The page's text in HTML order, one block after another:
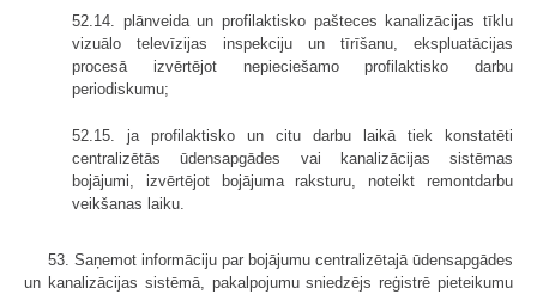
52.14. plānveida un profilaktisko pašteces kanalizācijas tīklu
vizuālo televīzijas inspekciju un tīrīšanu, ekspluatācijas
procesā izvērtējot nepieciešamo profilaktisko darbu
periodiskumu;
52.15. ja profilaktisko un citu darbu laikā tiek konstatēti
centralizētās ūdensapgādes vai kanalizācijas sistēmas
bojājumi, izvērtējot bojājuma raksturu, noteikt remontdarbu
veikšanas laiku.
53. Saņemot informāciju par bojājumu centralizētajā ūdensapgādes
un kanalizācijas sistēmā, pakalpojumu sniedzējs reģistrē pieteikumu